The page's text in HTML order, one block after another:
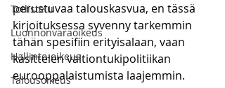
Todistelu
Luonnonvaraoikeus
Hallinto-oikeus
Talousoikeus
perustuvaa talouskasvua, en tässä
kirjoituksessa syvenny tarkemmin
tähän spesifiin erityisalaan, vaan
käsittelen valtiontukipolitiikan
eurooppalaistumista laajemmin.